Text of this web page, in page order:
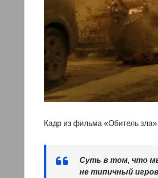
Кадр из фильма «Обитель зла»
Суть в том, что
не типичный